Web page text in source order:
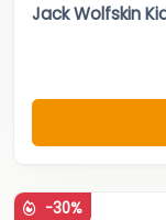
Jack Wolfskin
-30%